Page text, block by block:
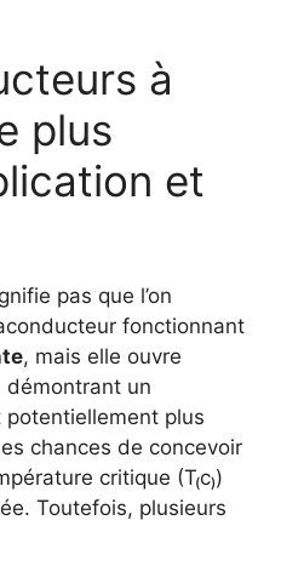
à
plus
et
pas que l’on
fonctionnant
, mais elle ouvre
démontrant un
plus
chances de concevoir
critique (T₍c₎)
Toutefois, plusieurs